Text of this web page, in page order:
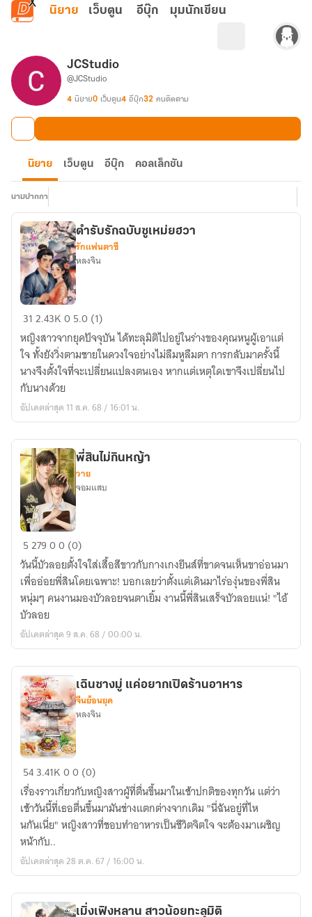
ข้ามไปยังเนื้อหาหลัก
นิยาย เว็บตูน อีบุ๊ก มุมนักเขียน
JCStudio
@JCStudio
4 นิยาย0 เว็บตูน4 อีบุ๊ก32 คนติดตาม
นิยาย เว็บตูน อีบุ๊ก คอลเล็กชัน
นามปากกา
ตำรับ
รัก
ฉบับ
ซู
เหม่
ยฮวา
ตำรับรักฉบับซูเหม่ยฮวา
รักแฟนตาซี
หลงจิน
312.43K05.0 (1)
หญิงสาวจากยุคปัจจุบัน ได้ทะลุมิติไปอยู่ในร่างของคุณหนูผู้เอาแต่
ใจ ทั้งยังวิ่งตามชายในดวงใจอย่างไม่ลืมหูลืมตา การกลับมาครั้งนี้
นางจึงตั้งใจที่จะเปลี่ยนแปลงตนเอง หากแต่เหตุใดเขาจึงเปลี่ยนไป
กับนางด้วย
อัปเดตล่าสุด 11 ส.ค. 68 / 16:01 น.
พี่
สิน
ไม่
กิน
หญ้า
พี่สินไม่กินหญ้า
วาย
จอมแสบ
527900 (0)
วันนี้บัวลอยตั้งใจใส่เสื้อสีขาวกับกางเกงยีนส์ที่ขาดจนเห็นขาอ่อนมา
เพื่ออ่อยพี่สินโดยเฉพาะ! บอกเลยว่าตั้งแต่เดินมาไร่องุ่นของพี่สิน
หนุ่มๆ คนงานมองบัวลอยจนตาเยิ้ม งานนี้พี่สินเสร็จบัวลอยแน่! "ไอ้
บัวลอย
อัปเดตล่าสุด 9 ส.ค. 68 / 00:00 น.
เฉิน
ซา
งมู่
แค่
อยาก
เปิด
ร้าน
เฉินซางมู่ แค่อยากเปิดร้านอาหาร
จีนย้อนยุค
หลงจิน
543.41K00 (0)
เรื่องราวเกี่ยวกับหญิงสาวผู้ที่ตื่นขึ้นมาในเช้าปกติของทุกวัน แต่ว่า
เช้าวันนี้ที่เธอตื่นขึ้นมามันช่างแตกต่างจากเดิม "นี่ฉันอยู่ที่ไห
นกันเนี่ย" หญิงสาวที่ชอบทำอาหารเป็นชีวิตจิตใจ จะต้องมาเผชิญ
หน้ากับ..
อัปเดตล่าสุด 28 ต.ค. 67 / 16:00 น.
เมิ่งเฟิงหลาน สาวน้อยทะลุมิติ